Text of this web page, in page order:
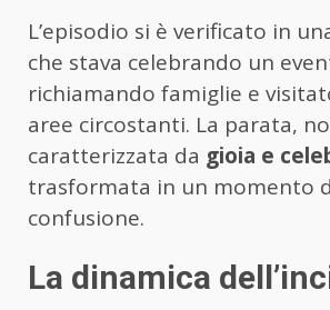
L’episodio si è verificato in
che stava celebrando un
richiamando famiglie e
aree circostanti. La parata,
caratterizzata da gioia e
trasformata in un momento
confusione.
La dinamica